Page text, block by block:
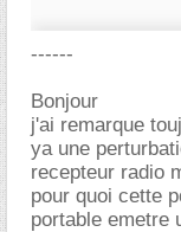
------
Bonjour
j'ai remarque
ya une
recepteur radio
pour quoi cette
portable emetre